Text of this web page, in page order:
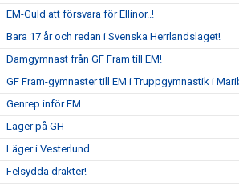
EM-Guld att försvara för Ellinor..!
Bara 17 år och redan i Svenska Herrlandslaget!
Damgymnast från GF Fram till EM!
GF Fram-gymnaster till EM i Truppgymnastik i
Genrep inför EM
Läger på GH
Läger i Vesterlund
Felsydda dräkter!